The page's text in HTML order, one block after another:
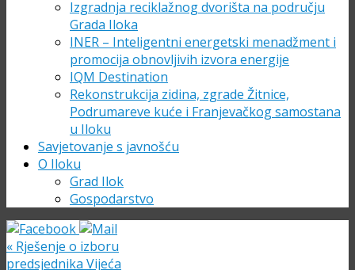
Izgradnja reciklažnog dvorišta na području
Grada Iloka
INER – Inteligentni energetski menadžment i
promocija obnovljivih izvora energije
IQM Destination
Rekonstrukcija zidina, zgrade Žitnice,
Podrumareve kuće i Franjevačkog samostana
u Iloku
Savjetovanje s javnošću
O Iloku
Grad Ilok
Gospodarstvo
« Rješenje o izboru
predsjednika Vijeća